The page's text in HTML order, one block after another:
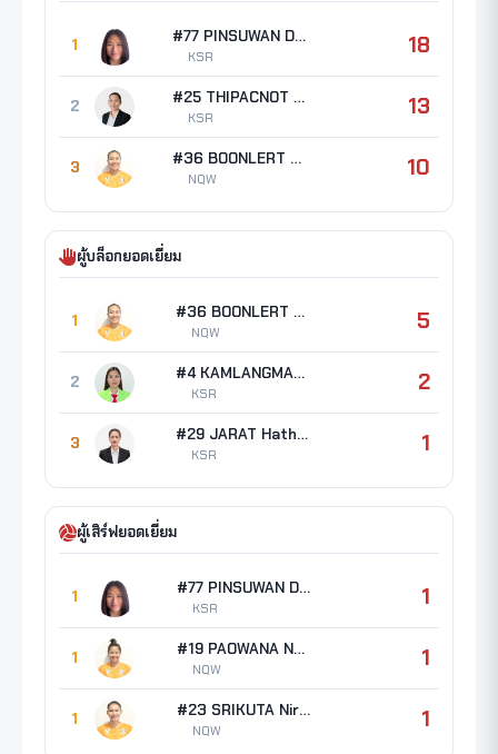
1 #77 PINSUWAN Darin
KSR 18
2 #25 THIPACNOT Kannika
KSR 13
3 #36 BOONLERT Tichakorn
NQW 10
ผู้บล็อกยอดเยี่ยม
1 #36 BOONLERT Tichakorn
NQW 5
2 #4 KAMLANGMAK Chitaporn
KSR 2
3 #29 JARAT Hathairat
KSR 1
ผู้เสิร์ฟยอดเยี่ยม
1 #77 PINSUWAN Darin
KSR 1
1 #19 PAOWANA Nokyoong
NQW 1
1 #23 SRIKUTA Nirarach
NQW 1